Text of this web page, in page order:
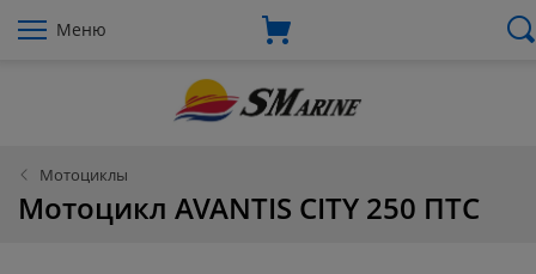
Меню
Мотоциклы
Мотоцикл AVANTIS CITY 250 ПТС